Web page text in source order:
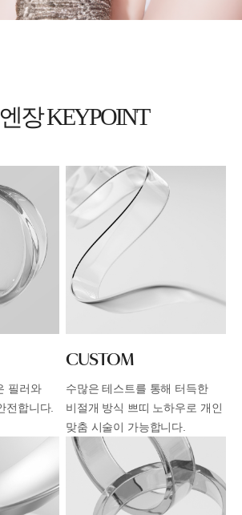
장 KEYPOINT
필러와
전합니다.
CUSTOM
수많은 테스트를 통해 터득한
비절개 방식 쁘띠 노하우로 개인
맞춤 시술이 가능합니다.